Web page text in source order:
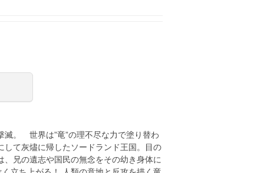
。 世界は”竜”の理不尽な力で塗り替わ
て灰燼に帰したソードランド王国。目の
兄の遺志や国民の無念をその幼き身体に